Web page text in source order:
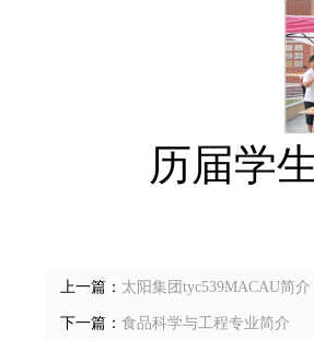
历届学
上一篇： 太阳集团tyc539MACAU简介
下一篇： 食品科学与工程专业简介